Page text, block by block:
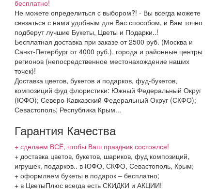
бесплатно!
Не можете определиться с выбором?! - Вы всегда можете
связаться с нами удобным для Вас способом, и Вам точно
подберут лучшие Букеты, Цветы и Подарки..!
Бесплатная доставка при заказе от 2500 руб. (Москва и
Санкт-Петербург от 4000 руб.), города и районные центры
регионов (непосредственное местонахождение наших
точек)!
Доставка цветов, букетов и подарков, фуд-букетов,
композиций фуд флористики: Южный Федеральный Округ
(ЮФО); Северо-Кавказский Федеральный Округ (СКФО);
Севастополь; Республика Крым...
Гарантия Качества
+ сделаем ВСЁ, чтобы Ваш праздник состоялся!
+ доставка цветов, букетов, шариков, фуд композиций,
игрушек, подарков.. в ЮФО, СКФО, Севастополь, Крым;
+ оформляем букеты в подарок – бесплатно;
+ в ЦветыПлюс всегда есть СКИДКИ и АКЦИИ!